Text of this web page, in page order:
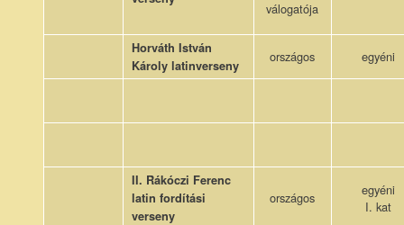
válogatója
Horváth István
Károly latinverseny
országos egyéni
II. Rákóczi Ferenc
latin fordítási
verseny
országos
egyéni
I. kat